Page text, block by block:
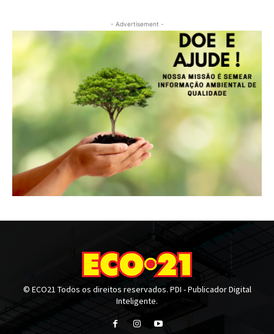
- Advertisement -
© ECO21 Todos os direitos reservados. PDI - Publicador Digital
Inteligente.